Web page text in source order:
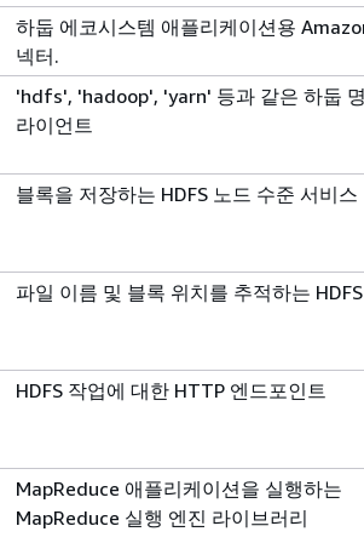
하둡 에코시스템 애플리케이션용
넥터.
'hdfs', 'hadoop', 'yarn' 등과 같은 하둡
라이언트
블록을 저장하는 HDFS 노드 수준 서비스
파일 이름 및 블록 위치를 추적하는
HDFS 작업에 대한 HTTP 엔드포인트
MapReduce 애플리케이션을 실행하는
MapReduce 실행 엔진 라이브러리